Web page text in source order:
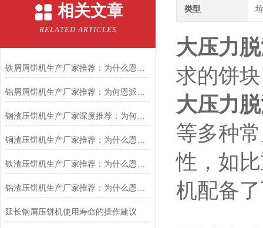
相关文章
RELATED ARTICLES
铁屑屑饼机生产厂家推荐：为什么恩派特是您的优选伙伴
铝屑屑饼机生产厂家推荐：为何恩派特成为金属回收行业的“隐形优选”？
钢渣压饼机生产厂家深度推荐：为何恩派特成为高净值产线的优选
铜渣压饼机生产厂家推荐：为什么恩派特成为众多企业的信赖？
铁渣压饼机生产厂家推荐：为什么恩派特成为众多企业的优选？
铝渣压饼机生产厂家推荐：为什么恩派特是值得信赖的选择？
延长钢屑压饼机使用寿命的操作建议
类型
大压力
求的饼
大压力
等多种
性，如
机配备